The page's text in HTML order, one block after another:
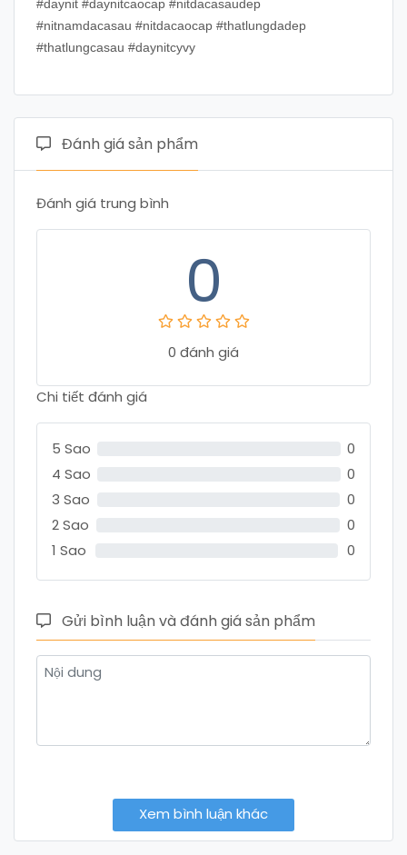
#daynit #daynitcaocap #nitdacasaudep
#nitnamdacasau #nitdacaocap #thatlungdadep
#thatlungcasau #daynitcyvy
Đánh giá sản phẩm
Đánh giá trung bình
0
0 đánh giá
Chi tiết đánh giá
5 Sao
0
4 Sao
0
3 Sao
0
2 Sao
0
1 Sao
0
Gửi bình luận và đánh giá sản phẩm
Xem bình luận khác